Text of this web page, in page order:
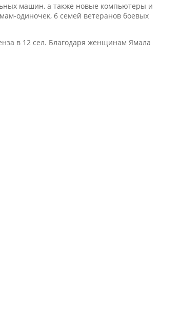
машин, а также новые компьютеры и
одиночек, 6 семей ветеранов боевых
в 12 сел. Благодаря женщинам Ямала